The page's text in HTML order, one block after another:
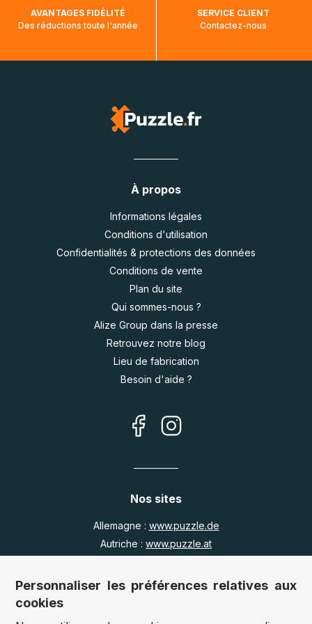
AVANTAGES FIDÉLITÉ
Des réductions toute l'année
SERVICE CLIENT
Contactez-nous
À propos
Informations légales
Conditions d'utilisation
Confidentialités & protections des données
Conditions de vente
Plan du site
Qui sommes-nous ?
Alize Group dans la presse
Retrouvez notre blog
Lieu de fabrication
Besoin d'aide ?
Nos sites
Allemagne : www.puzzle.de
Autriche : www.puzzle.at
Royaume Uni :
www.jigsawpuzzle.co.uk
Personnaliser les préférences relatives aux
cookies